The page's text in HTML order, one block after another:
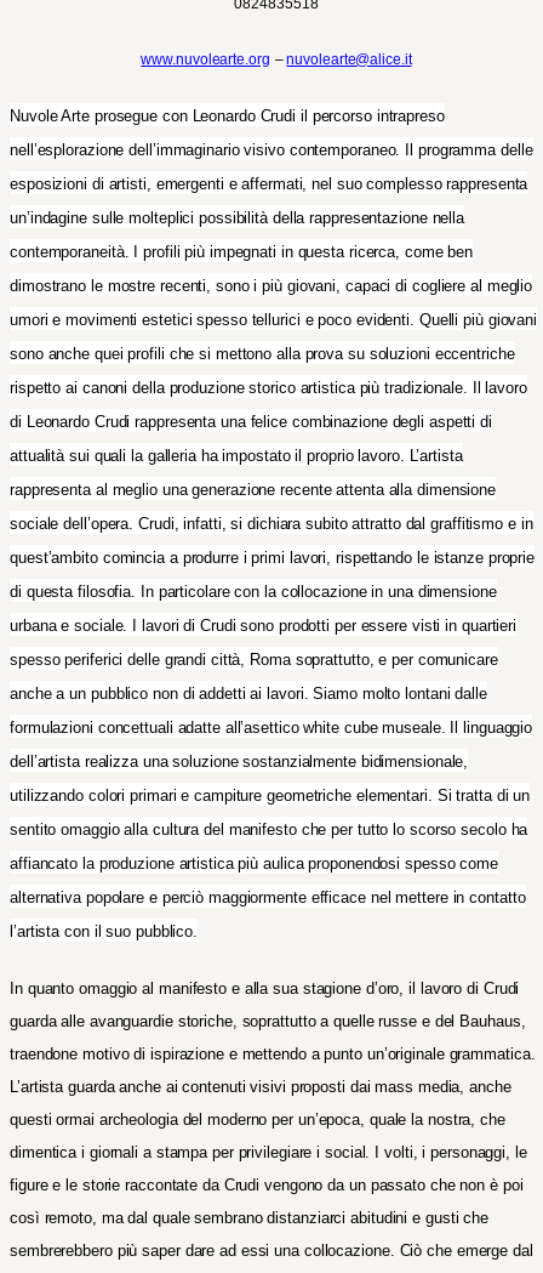
www.nuvolearte.org –nuvolearte@alice.it
Nuvole Arte prosegue con Leonardo Crudi il percorso intrapreso
nell’esplorazione dell’immaginario visivo contemporaneo. Il programma delle
esposizioni di artisti, emergenti e affermati, nel suo complesso rappresenta
un’indagine sulle molteplici possibilità della rappresentazione nella
contemporaneità. I profili più impegnati in questa ricerca, come ben
dimostrano le mostre recenti, sono i più giovani, capaci di cogliere al meglio
umori e movimenti estetici spesso tellurici e poco evidenti. Quelli più giovani
sono anche quei profili che si mettono alla prova su soluzioni eccentriche
rispetto ai canoni della produzione storico artistica più tradizionale. Il lavoro
di Leonardo Crudi rappresenta una felice combinazione degli aspetti di
attualità sui quali la galleria ha impostato il proprio lavoro. L’artista
rappresenta al meglio una generazione recente attenta alla dimensione
sociale dell’opera. Crudi, infatti, si dichiara subito attratto dal graffitismo e in
quest’ambito comincia a produrre i primi lavori, rispettando le istanze proprie
di questa filosofia. In particolare con la collocazione in una dimensione
urbana e sociale. I lavori di Crudi sono prodotti per essere visti in quartieri
spesso periferici delle grandi città, Roma soprattutto, e per comunicare
anche a un pubblico non di addetti ai lavori. Siamo molto lontani dalle
formulazioni concettuali adatte all’asettico white cube museale. Il linguaggio
dell’artista realizza una soluzione sostanzialmente bidimensionale,
utilizzando colori primari e campiture geometriche elementari. Si tratta di un
sentito omaggio alla cultura del manifesto che per tutto lo scorso secolo ha
affiancato la produzione artistica più aulica proponendosi spesso come
alternativa popolare e perciò maggiormente efficace nel mettere in contatto
l’artista con il suo pubblico.
In quanto omaggio al manifesto e alla sua stagione d’oro, il lavoro di Crudi
guarda alle avanguardie storiche, soprattutto a quelle russe e del Bauhaus,
traendone motivo di ispirazione e mettendo a punto un’originale grammatica.
L’artista guarda anche ai contenuti visivi proposti dai mass media, anche
questi ormai archeologia del moderno per un’epoca, quale la nostra, che
dimentica i giornali a stampa per privilegiare i social. I volti, i personaggi, le
figure e le storie raccontate da Crudi vengono da un passato che non è poi
così remoto, ma dal quale sembrano distanziarci abitudini e gusti che
sembrerebbero più saper dare ad essi una collocazione. Ciò che emerge dal